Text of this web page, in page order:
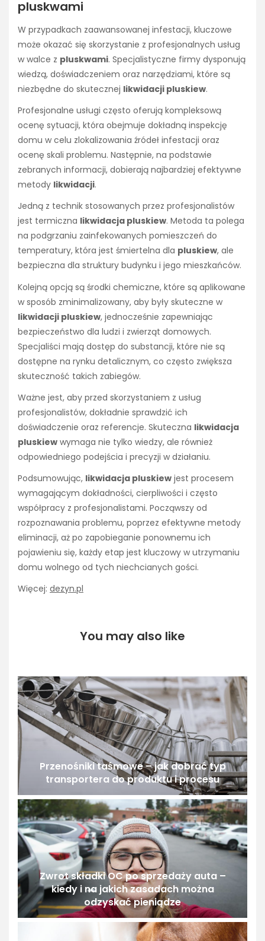
pluskwami
W przypadkach zaawansowanej infestacji, kluczowe
może okazać się skorzystanie z profesjonalnych usług
w walce z pluskwami. Specjalistyczne firmy dysponują
wiedzą, doświadczeniem oraz narzędziami, które są
niezbędne do skutecznej likwidacji pluskiew.
Profesjonalne usługi często oferują kompleksową
ocenę sytuacji, która obejmuje dokładną inspekcję
domu w celu zlokalizowania źródeł infestacji oraz
ocenę skali problemu. Następnie, na podstawie
zebranych informacji, dobierają najbardziej efektywne
metody likwidacji.
Jedną z technik stosowanych przez profesjonalistów
jest termiczna likwidacja pluskiew. Metoda ta polega
na podgrzaniu zainfekowanych pomieszczeń do
temperatury, która jest śmiertelna dla pluskiew, ale
bezpieczna dla struktury budynku i jego mieszkańców.
Kolejną opcją są środki chemiczne, które są aplikowane
w sposób zminimalizowany, aby były skuteczne w
likwidacji pluskiew, jednocześnie zapewniając
bezpieczeństwo dla ludzi i zwierząt domowych.
Specjaliści mają dostęp do substancji, które nie są
dostępne na rynku detalicznym, co często zwiększa
skuteczność takich zabiegów.
Ważne jest, aby przed skorzystaniem z usług
profesjonalistów, dokładnie sprawdzić ich
doświadczenie oraz referencje. Skuteczna likwidacja
pluskiew wymaga nie tylko wiedzy, ale również
odpowiedniego podejścia i precyzji w działaniu.
Podsumowując, likwidacja pluskiew jest procesem
wymagającym dokładności, cierpliwości i często
współpracy z profesjonalistami. Począwszy od
rozpoznawania problemu, poprzez efektywne metody
eliminacji, aż po zapobieganie ponownemu ich
pojawieniu się, każdy etap jest kluczowy w utrzymaniu
domu wolnego od tych niechcianych gości.
Więcej: dezyn.pl
You may also like
Przenośniki taśmowe – jak dobrać typ
transportera do produktu i procesu
Zwrot składki OC po sprzedaży auta –
kiedy i na jakich zasadach można
odzyskać pieniądze